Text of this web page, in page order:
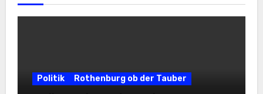
Politik Rothenburg ob der Tauber